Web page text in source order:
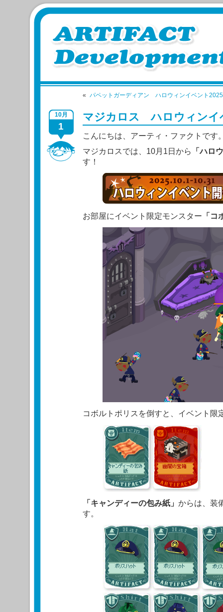
« パペットガーディアン ハロウィンイベント
10月
1
マジカロス ハロウィンイ
こんにちは、アーティ・ファクトです
マジカロスでは、10月1日から
「ハロ
す！
お部屋にイベント限定モンスター 「コ
コボルトポリスを倒すと、イベント限
「キャンディーの包み紙」 からは、装
す。